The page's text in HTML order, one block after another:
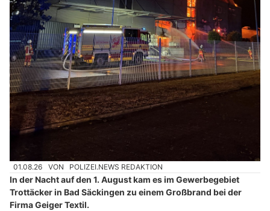
01.08.26 VON POLIZEI.NEWS REDAKTION
In der Nacht auf den 1. August kam es im Gewerbegebiet
Trottäcker in Bad Säckingen zu einem Großbrand bei der
Firma Geiger Textil.